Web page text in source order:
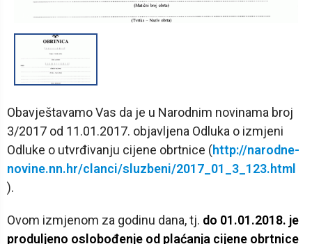
1
Obavještavamo Vas da je u Narodnim novinama broj
3/2017 od 11.01.2017. objavljena Odluka o izmjeni
Odluke o utvrđivanju cijene obrtnice (http://narodne-
novine.nn.hr/clanci/sluzbeni/2017_01_3_123.html
).
Ovom izmjenom za godinu dana, tj. do 01.01.2018. je
produljeno oslobođenje od plaćanja cijene obrtnice